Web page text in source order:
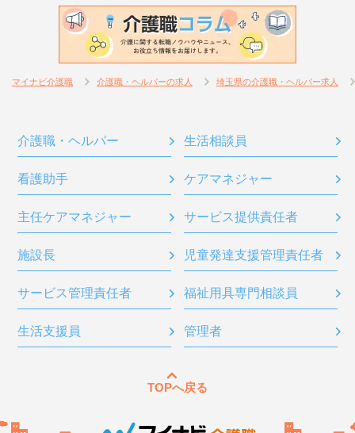
マイナビ介護職 介護職・ヘルパーの求人 埼玉県の介護職・ヘルパー求人
介護職・ヘルパー 生活相談員
看護助手 ケアマネジャー
主任ケアマネジャー サービス提供責任者
施設長 児童発達支援管理責任者
サービス管理責任者 福祉用具専門相談員
生活支援員 管理者
TOPへ戻る